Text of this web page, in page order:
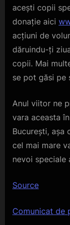
acești copii
donație aici
acțiuni de
dăruindu-ți
copii. Mai
se pot găsi pe
Anul viitor ne
vara aceasta
București, așa
cel mai mare
nevoi speciale
Source
Navigare
Comunicat de